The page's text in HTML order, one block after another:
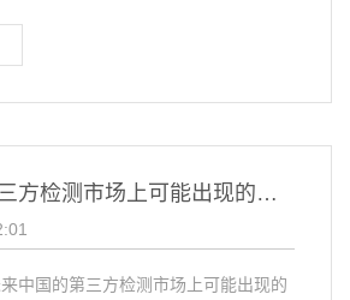
未来中国的第三方检测市场上可能出现的多项改变
中国的第三方检测市场上可能出现的